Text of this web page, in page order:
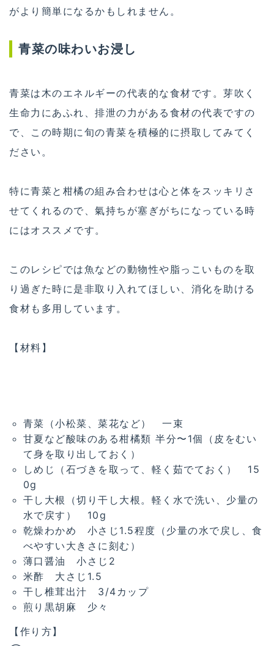
がより簡単になるかもしれません。
青菜の味わいお浸し
青菜は木のエネルギーの代表的な食材です。芽吹く
生命力にあふれ、排泄の力がある食材の代表ですの
で、この時期に旬の青菜を積極的に摂取してみてく
ださい。
特に青菜と柑橘の組み合わせは心と体をスッキリさ
せてくれるので、氣持ちが塞ぎがちになっている時
にはオススメです。
このレシピでは魚などの動物性や脂っこいものを取
り過ぎた時に是非取り入れてほしい、消化を助ける
食材も多用しています。
【材料】
青菜（小松菜、菜花など） 一束
甘夏など酸味のある柑橘類 半分〜1個（皮をむい
て身を取り出しておく）
しめじ（石づきを取って、軽く茹でておく） 15
0g
干し大根（切り干し大根。軽く水で洗い、少量の
水で戻す） 10g
乾燥わかめ 小さじ1.5程度（少量の水で戻し、食
べやすい大きさに刻む）
薄口醤油 小さじ2
米酢 大さじ1.5
干し椎茸出汁 3/4カップ
煎り黒胡麻 少々
【作り方】